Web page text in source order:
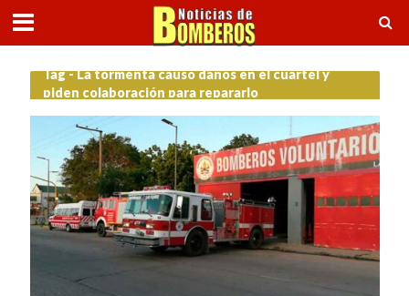
Tag - La tormenta causó daños en el cuartel y
piden colaboración para repararlo